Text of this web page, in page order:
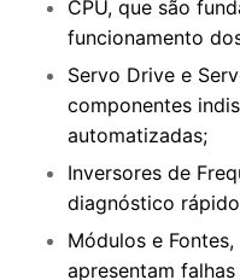
CPU, que são
funcionamento
Servo Drive e
componentes
automatizadas;
Inversores de
diagnóstico
Módulos e
apresentam